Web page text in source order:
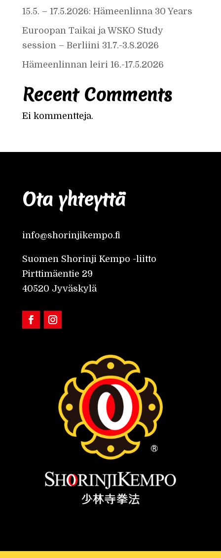
15.5. – 17.5.2026: Hämeenlinna 30 Years
Euroopan Taikai ja WSKO Study
session – Berliini 31.7.-3.8.2026
Hämeenlinnan leiri 16.-17.5.2026
Recent Comments
Ei kommentteja.
Ota yhteyttä
info@shorinjikempo.fi
Suomen Shorinji Kempo -liitto
Pirttimäentie 29
40520 Jyväskylä